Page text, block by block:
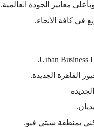
معايير الجودة
في كافة الأنحاء.
القاهرة الجديدة.
بمنطقة سيتي فيو.